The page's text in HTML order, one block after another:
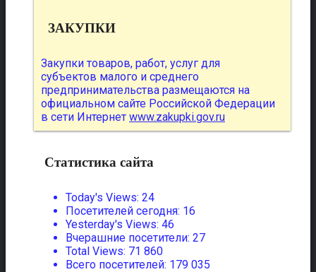
ЗАКУПКИ
Закупки товаров, работ, услуг для
субъектов малого и среднего
предпринимательства размещаются на
официальном сайте Российской Федерации
в сети Интернет www.zakupki.gov.ru
Статистика сайта
Today's Views: 24
Посетителей сегодня: 16
Yesterday's Views: 46
Вчерашние посетители: 27
Total Views: 71 860
Всего посетителей: 179 035